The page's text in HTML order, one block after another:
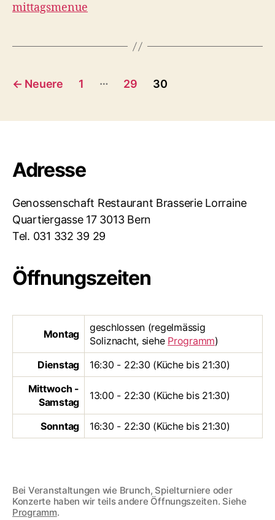
mittagsmenue
← Neuere 1 … 29 30
Adresse
Genossenschaft Restaurant Brasserie Lorraine
Quartiergasse 17 3013 Bern
Tel. 031 332 39 29
Öffnungszeiten
Montag
geschlossen (regelmässig
Soliznacht, siehe Programm)
Dienstag
16:30 - 22:30 (Küche bis 21:30)
Mittwoch -
Samstag
13:00 - 22:30 (Küche bis 21:30)
Sonntag 16:30 - 22:30 (Küche bis 21:30)
Bei Veranstaltungen wie Brunch, Spielturniere oder
Konzerte haben wir teils andere Öffnungszeiten. Siehe
Programm.